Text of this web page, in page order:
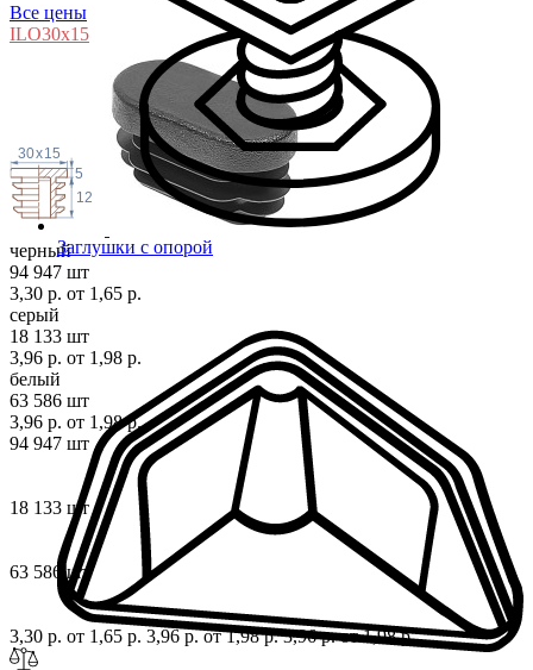
Заглушки с опорой
Все цены
ILO30x15
5
12
15
x
30
черный
94 947 шт
3,30 р. от 1,65 р.
серый
18 133 шт
3,96 р. от 1,98 р.
белый
63 586 шт
3,96 р. от 1,98 р.
94 947 шт
18 133 шт
63 586 шт
3,30 р. от 1,65 р. 3,96 р.от 1,98 р.3,96 р.от 1,98 р.